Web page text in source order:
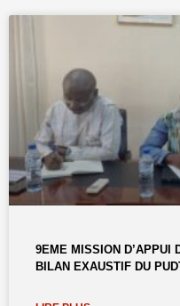
9EME MISSION D’APPUI
BILAN EXAUSTIF DU